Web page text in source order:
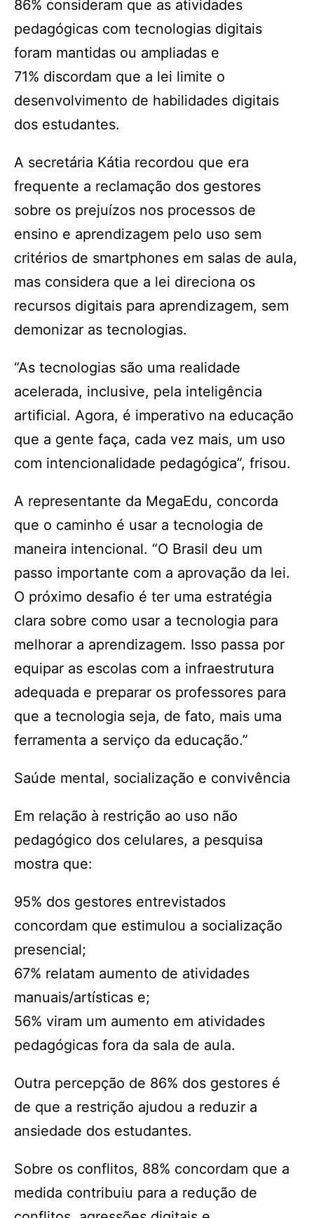
86% consideram que as atividades
pedagógicas com tecnologias digitais
foram mantidas ou ampliadas e
71% discordam que a lei limite o
desenvolvimento de habilidades digitais
dos estudantes.
A secretária Kátia recordou que era
frequente a reclamação dos gestores
sobre os prejuízos nos processos de
ensino e aprendizagem pelo uso sem
critérios de smartphones em salas de aula,
mas considera que a lei direciona os
recursos digitais para aprendizagem, sem
demonizar as tecnologias.
“As tecnologias são uma realidade
acelerada, inclusive, pela inteligência
artificial. Agora, é imperativo na educação
que a gente faça, cada vez mais, um uso
com intencionalidade pedagógica”, frisou.
A representante da MegaEdu, concorda
que o caminho é usar a tecnologia de
maneira intencional. “O Brasil deu um
passo importante com a aprovação da lei.
O próximo desafio é ter uma estratégia
clara sobre como usar a tecnologia para
melhorar a aprendizagem. Isso passa por
equipar as escolas com a infraestrutura
adequada e preparar os professores para
que a tecnologia seja, de fato, mais uma
ferramenta a serviço da educação.”
Saúde mental, socialização e convivência
Em relação à restrição ao uso não
pedagógico dos celulares, a pesquisa
mostra que:
95% dos gestores entrevistados
concordam que estimulou a socialização
presencial;
67% relatam aumento de atividades
manuais/artísticas e;
56% viram um aumento em atividades
pedagógicas fora da sala de aula.
Outra percepção de 86% dos gestores é
de que a restrição ajudou a reduzir a
ansiedade dos estudantes.
Sobre os conflitos, 88% concordam que a
medida contribuiu para a redu­ção de